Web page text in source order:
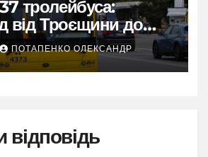
тролейбуса:
від Троєщини до
ПОТАПЕНКО ОЛЕКСАНДР